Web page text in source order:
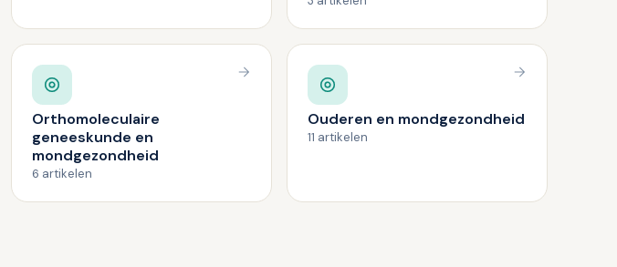
Orthomoleculaire
geneeskunde en
mondgezondheid
6 artikelen
Ouderen en mondgezondheid
11 artikelen